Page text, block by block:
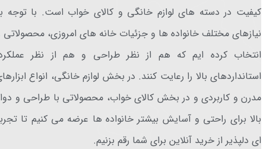
کیفیت در دسته های لوازم خانگی و کالای خواب است. با توجه
نیازهای مختلف خانواده ها و جزئیات خانه های امروزی، محصولاتی
انتخاب کرده ایم که هم از نظر طراحی و هم از نظر
استانداردهای بالا را رعایت کنند. در بخش لوازم خانگی، انواع
مدرن و کاربردی و در بخش کالای خواب، محصولاتی با طراحی و
بالا برای راحتی و آسایش بیشتر خانواده ها عرضه می کنیم تا
ای دلپذیر از خرید آنلاین برای شما رقم بزنیم.